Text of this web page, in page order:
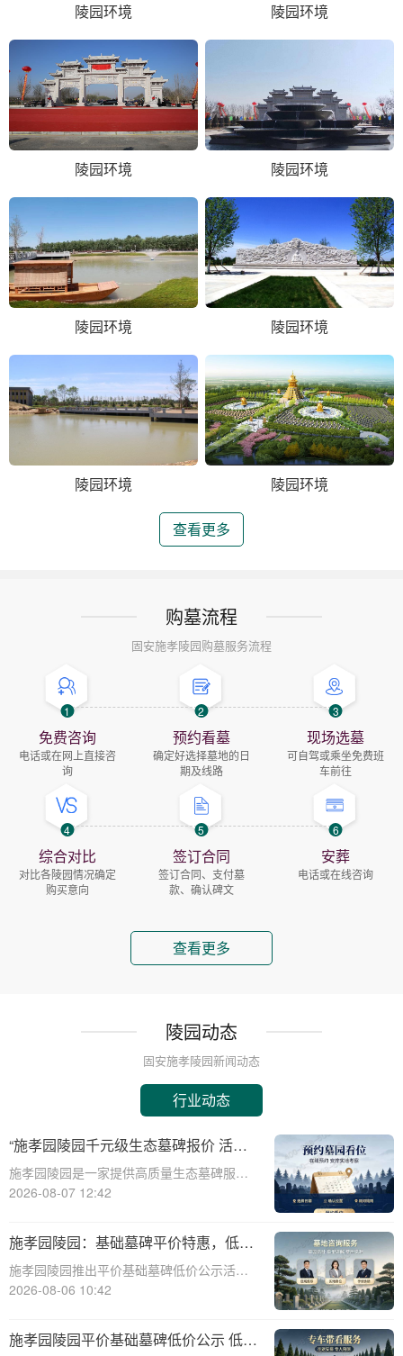
陵园环境 陵园环境
陵园环境 陵园环境
陵园环境 陵园环境
陵园环境 陵园环境
查看更多
购墓流程
固安施孝陵园购墓服务流程
1
免费咨询
电话或在网上直接咨
询
2
预约看墓
确定好选择墓地的日
期及线路
3
现场选墓
可自驾或乘坐免费班
车前往
4
综合对比
对比各陵园情况确定
购买意向
5
签订合同
签订合同、支付墓
款、确认碑文
6
安葬
电话或在线咨询
查看更多
陵园动态
固安施孝陵园新闻动态
行业动态
“施孝园陵园千元级生态墓碑报价 活动
期免费更换碑面石材 优惠福利详解析”
施孝园陵园是一家提供高质量生态墓碑服务
的知名陵园，其推出的千元级生态墓碑报价
活动的优惠福利，帮助消费者更好地了解和
选择。施孝园陵园的生态墓碑采用环保材
料，符合现代
2026-08-07 12:42
施孝园陵园：基础墓碑平价特惠，低预
算家庭专属优惠详解
施孝园陵园推出平价基础墓碑低价公示活
动，为低预算家庭提供专属优惠，帮助您在
济实惠且美观的墓碑。☎ 施孝园陵园电
话:400-838-5063平价基础墓碑的特点：
2026-08-06 10:42
施孝园陵园平价基础墓碑低价公示 低预